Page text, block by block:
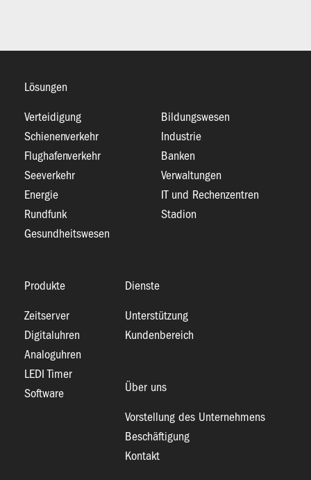
Lösungen
Verteidigung
Schienenverkehr
Flughafenverkehr
Seeverkehr
Energie
Rundfunk
Gesundheitswesen
Bildungswesen
Industrie
Banken
Verwaltungen
IT und Rechenzentren
Stadion
Produkte
Zeitserver
Digitaluhren
Analoguhren
LEDI Timer
Software
Dienste
Unterstützung
Kundenbereich
Über uns
Vorstellung des Unternehmens
Beschäftigung
Kontakt